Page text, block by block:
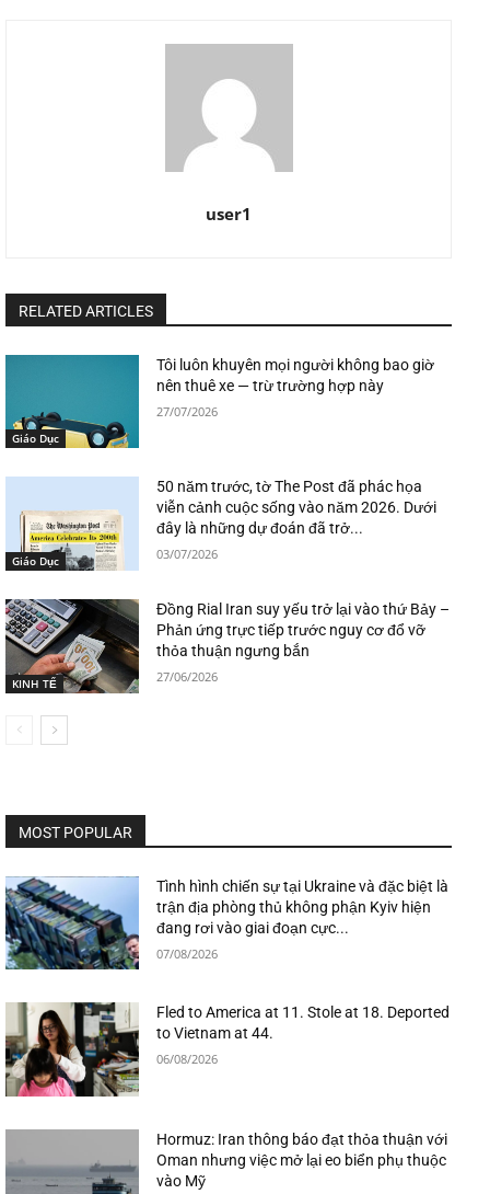
user1
RELATED ARTICLES
Giáo Dục
Tôi luôn khuyên mọi người không bao giờ
nên thuê xe — trừ trường hợp này
27/07/2026
Giáo Dục
50 năm trước, tờ The Post đã phác họa
viễn cảnh cuộc sống vào năm 2026. Dưới
đây là những dự đoán đã trở...
03/07/2026
KINH TẾ
Đồng Rial Iran suy yếu trở lại vào thứ Bảy –
Phản ứng trực tiếp trước nguy cơ đổ vỡ
thỏa thuận ngưng bắn
27/06/2026
MOST POPULAR
Tình hình chiến sự tại Ukraine và đặc biệt là
trận địa phòng thủ không phận Kyiv hiện
đang rơi vào giai đoạn cực...
07/08/2026
Fled to America at 11. Stole at 18. Deported
to Vietnam at 44.
06/08/2026
Hormuz: Iran thông báo đạt thỏa thuận với
Oman nhưng việc mở lại eo biển phụ thuộc
vào Mỹ